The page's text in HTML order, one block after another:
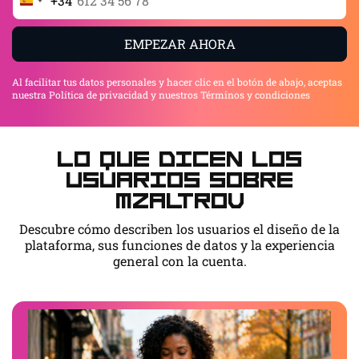
+34
EMPEZAR AHORA
Al facilitar tus datos personales y hacer clic en el botón de abajo, aceptas
nuestra Política de privacidad y nuestros Términos y condiciones
Lo que dicen los
usuarios sobre
Mzaltrov
Descubre cómo describen los usuarios el diseño de la
plataforma, sus funciones de datos y la experiencia
general con la cuenta.